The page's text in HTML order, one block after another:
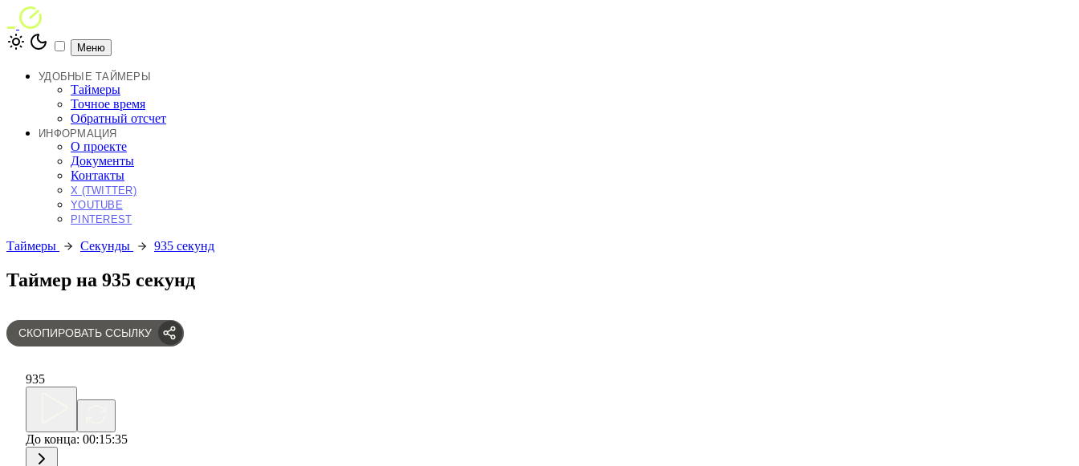
Меню
УДОБНЫЕ ТАЙМЕРЫ
Таймеры
Точное время
Обратный отсчет
ИНФОРМАЦИЯ
О проекте
Документы
Контакты
X (TWITTER)
YOUTUBE
PINTEREST
Таймеры Секунды 935 секунд
Таймер на 935 секунд
СКОПИРОВАТЬ ССЫЛКУ
935
До конца: 00:15:35